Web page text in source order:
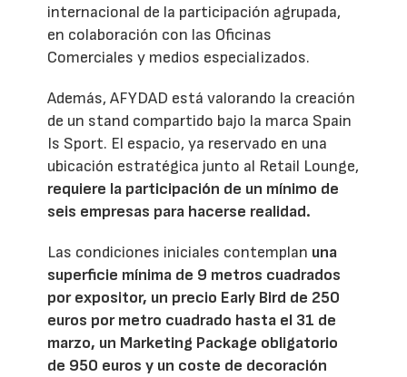
internacional de la participación agrupada,
en colaboración con las Oficinas
Comerciales y medios especializados.
Además, AFYDAD está valorando la creación
de un stand compartido bajo la marca Spain
Is Sport. El espacio, ya reservado en una
ubicación estratégica junto al Retail Lounge,
requiere la participación de un mínimo de
seis empresas para hacerse realidad.
Las condiciones iniciales contemplan una
superficie mínima de 9 metros cuadrados
por expositor, un precio Early Bird de 250
euros por metro cuadrado hasta el 31 de
marzo, un Marketing Package obligatorio
de 950 euros y un coste de decoración